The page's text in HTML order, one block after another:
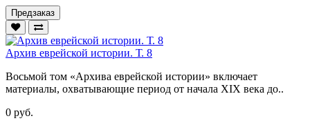
Предзаказ
Архив еврейской истории. Т. 8
Восьмой том «Архива еврейской истории» включает
материалы, охватывающие период от начала XIX века до..
0 руб.